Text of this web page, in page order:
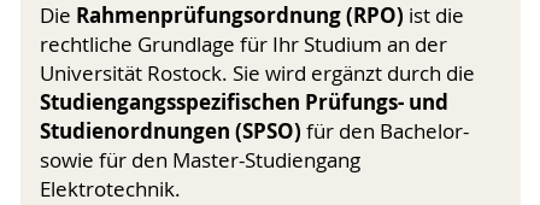
Die Rahmenprüfungsordnung (RPO) ist die
rechtliche Grundlage für Ihr Studium an der
Universität Rostock. Sie wird ergänzt durch die
Studiengangsspezifischen Prüfungs- und
Studienordnungen (SPSO) für den Bachelor-
sowie für den Master-Studiengang
Elektrotechnik.